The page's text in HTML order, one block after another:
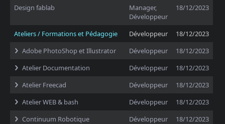
Design fablab
Manager,
Développeur
18/12/2023
Ateliers / Formations et Pédagogie Développeur
18/12/2023
Adobe PhotoShop et Illustrator
Développeur
18/12/2023
Atelier Documentation
Développeur
18/12/2023
Atelier Freecad
Développeur
18/12/2023
Atelier WEB & bash
Développeur
18/12/2023
Continuum Robotique
Développeur
18/12/2023